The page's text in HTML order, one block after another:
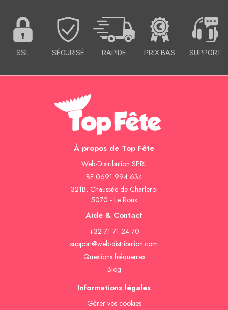
SSL SÉCURISÉ RAPIDE PRIX BAS SUPPORT
À propos de Top Fête
Web-Distribution SPRL
BE 0691 994 634
321B, Chaussée de Charleroi
5070 - Le Roux
Aide & Contact
+32 71 71 24 70
support@web-distribution.com
Questions fréquentes
Blog
Informations légales
Gèrer vos cookies